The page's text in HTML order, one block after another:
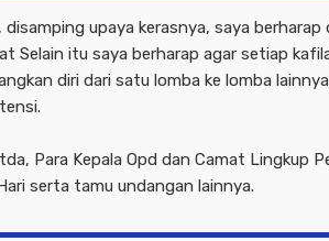
disamping upaya kerasnya, saya berharap
Selain itu saya berharap agar setiap
diri dari satu lomba ke lomba
Para Kepala Opd dan Camat Lingkup
serta tamu undangan lainnya.